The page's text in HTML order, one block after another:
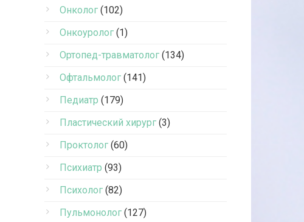
Онколог (102)
Онкоуролог (1)
Ортопед-травматолог (134)
Офтальмолог (141)
Педиатр (179)
Пластический хирург (3)
Проктолог (60)
Психиатр (93)
Психолог (82)
Пульмонолог (127)